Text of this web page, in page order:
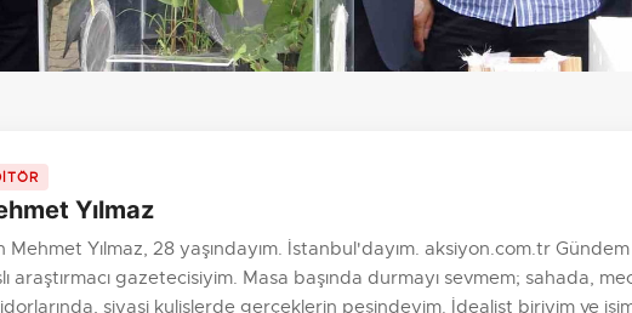
Yılmaz
Mehmet Yılmaz, 28 yaşındayım. İstanbul'dayım. aksiyon.com.tr
araştırmacı gazetecisiyim. Masa başında durmayı sevmem; sahada,
siyasi kulislerde gerçeklerin peşindeyim. İdealist biriyim ve